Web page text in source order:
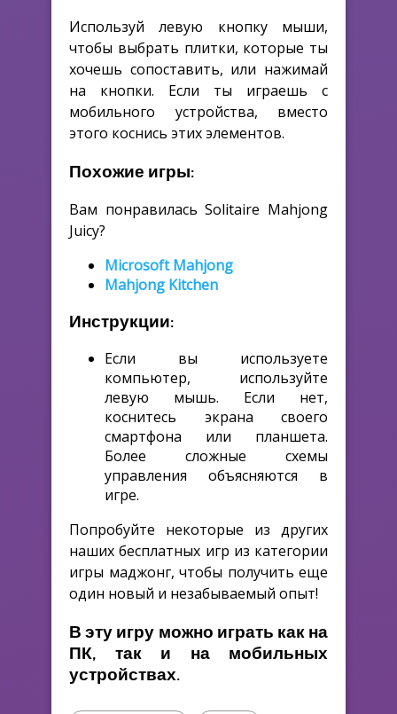
Используй левую кнопку мыши,
чтобы выбрать плитки, которые ты
хочешь сопоставить, или нажимай
на кнопки. Если ты играешь с
мобильного устройства, вместо
этого коснись этих элементов.
Похожие игры:
Вам понравилась Solitaire Mahjong
Juicy?
Microsoft Mahjong
Mahjong Kitchen
Инструкции:
Если вы используете
компьютер, используйте
левую мышь. Если нет,
коснитесь экрана своего
смартфона или планшета.
Более сложные схемы
управления объясняются в
игре.
Попробуйте некоторые из других
наших бесплатных игр из категории
игры маджонг, чтобы получить еще
один новый и незабываемый опыт!
В эту игру можно играть как на
ПК, так и на мобильных
устройствах.